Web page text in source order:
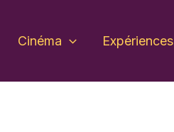
Cinéma Expériences